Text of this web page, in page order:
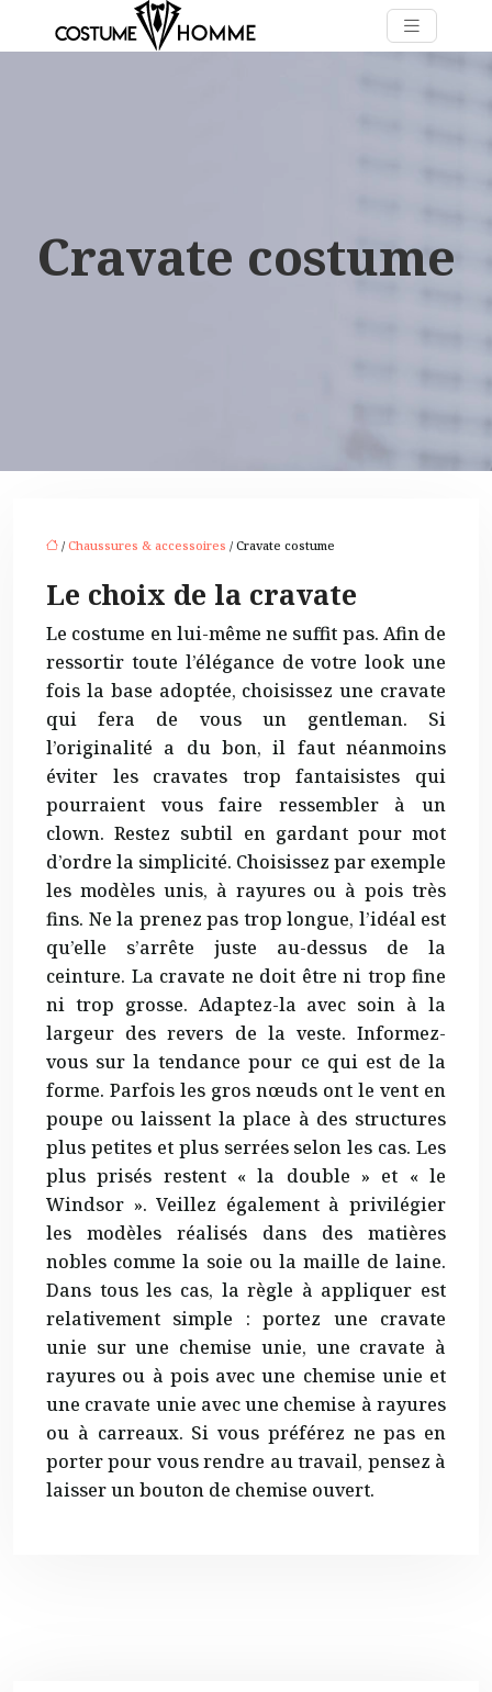
Cravate costume
/ Chaussures & accessoires / Cravate costume
Le choix de la cravate
Le costume en lui-même ne suffit pas. Afin de
ressortir toute l’élégance de votre look une
fois la base adoptée, choisissez une cravate
qui fera de vous un gentleman. Si
l’originalité a du bon, il faut néanmoins
éviter les cravates trop fantaisistes qui
pourraient vous faire ressembler à un
clown. Restez subtil en gardant pour mot
d’ordre la simplicité. Choisissez par exemple
les modèles unis, à rayures ou à pois très
fins. Ne la prenez pas trop longue, l’idéal est
qu’elle s’arrête juste au-dessus de la
ceinture. La cravate ne doit être ni trop fine
ni trop grosse. Adaptez-la avec soin à la
largeur des revers de la veste. Informez-
vous sur la tendance pour ce qui est de la
forme. Parfois les gros nœuds ont le vent en
poupe ou laissent la place à des structures
plus petites et plus serrées selon les cas. Les
plus prisés restent « la double » et « le
Windsor ». Veillez également à privilégier
les modèles réalisés dans des matières
nobles comme la soie ou la maille de laine.
Dans tous les cas, la règle à appliquer est
relativement simple : portez une cravate
unie sur une chemise unie, une cravate à
rayures ou à pois avec une chemise unie et
une cravate unie avec une chemise à rayures
ou à carreaux. Si vous préférez ne pas en
porter pour vous rendre au travail, pensez à
laisser un bouton de chemise ouvert.